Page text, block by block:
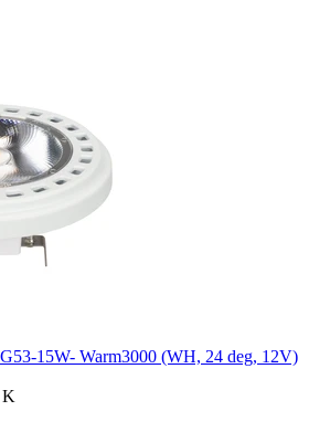
15W- Warm3000 (WH, 24 deg, 12V)
K